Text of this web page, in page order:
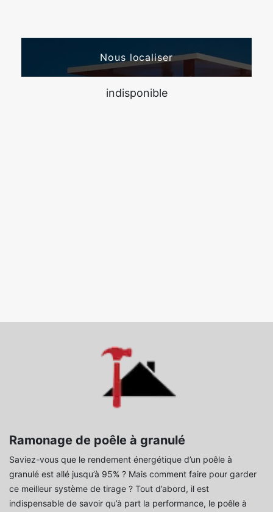
Nous localiser
indisponible
Ramonage de poêle à granulé
Saviez-vous que le rendement énergétique d’un poêle à
granulé est allé jusqu’à 95% ? Mais comment faire pour garder
ce meilleur système de tirage ? Tout d’abord, il est
indispensable de savoir qu’à part la performance, le poêle à